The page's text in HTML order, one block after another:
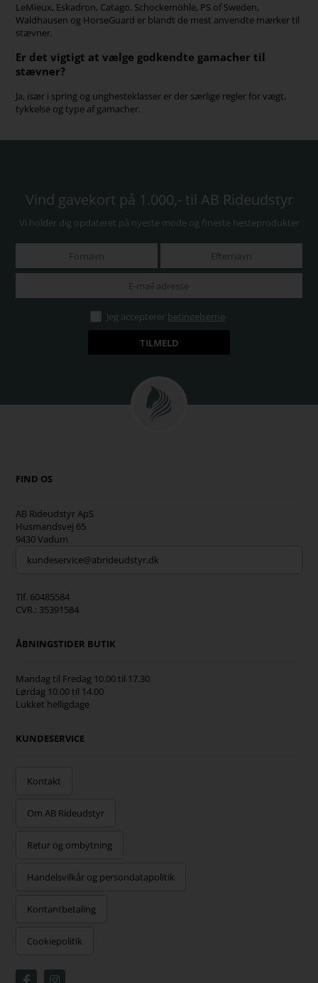
LeMieux, Eskadron, Catago, Schockemöhle, PS of Sweden,
Waldhausen og HorseGuard er blandt de mest anvendte mærker til
stævner.
Er det vigtigt at vælge godkendte gamacher til
stævner?
Ja, især i spring og unghesteklasser er der særlige regler for vægt,
tykkelse og type af gamacher.
Vind gavekort på 1.000,- til AB Rideudstyr
Vi holder dig opdateret på nyeste mode og fineste hesteprodukter
Jeg accepterer betingelserne
FIND OS
AB Rideudstyr ApS
Husmandsvej 65
9430 Vadum
kundeservice@abrideudstyr.dk
Tlf. 60485584
CVR.: 35391584
ÅBNINGSTIDER BUTIK
Mandag til Fredag 10.00 til 17.30
Lørdag 10.00 til 14.00
Lukket helligdage
KUNDESERVICE
Kontakt
Om AB Rideudstyr
Retur og ombytning
Handelsvilkår og persondatapolitik
Kontantbetaling
Cookiepolitik